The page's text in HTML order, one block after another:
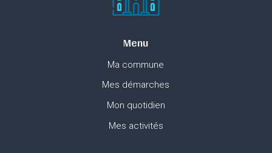
Menu
Ma commune
Mes démarches
Mon quotidien
Mes activités